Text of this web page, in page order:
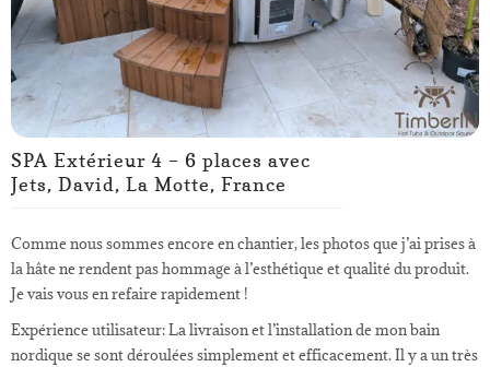
SPA Extérieur 4 – 6 places avec
Jets, David, La Motte, France
Comme nous sommes encore en chantier, les photos que j’ai prises à
la hâte ne rendent pas hommage à l’esthétique et qualité du produit.
Je vais vous en refaire rapidement !
Expérience utilisateur: La livraison et l’installation de mon bain
nordique se sont déroulées simplement et efficacement. Il y a un très